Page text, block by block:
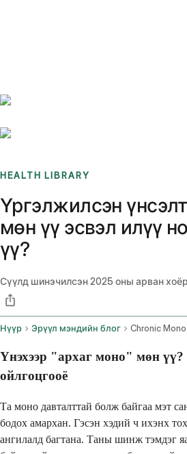
HEALTH LIBRARY
Үргэлжилсэн
мөн үү эсвэл илүү
үү?
Сүүлд шинэчилсэн2025 оны арван
Нүүр Эрүүл мэндийн блог Chronic Mono
Үнэхээр "архаг моно" мөн
ойлгоцгооё
Та моно давталттай болж байгаа мэт
бодох амархан. Гэсэн хэдий ч ихэнх
ангилалд багтана. Таны шинж тэмдэг